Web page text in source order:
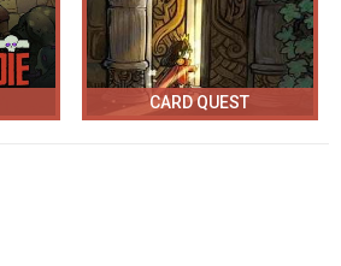
CARD QUEST